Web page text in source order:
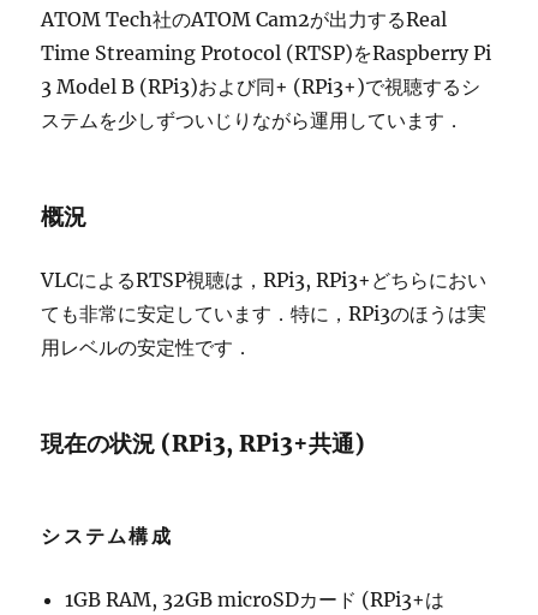
ATOM Tech社のATOM Cam2が出力するReal
Time Streaming Protocol (RTSP)をRaspberry Pi
3 Model B (RPi3)および同+ (RPi3+)で視聴するシ
ステムを少しずついじりながら運用しています．
概況
VLCによるRTSP視聴は，RPi3, RPi3+どちらにおい
ても非常に安定しています．特に，RPi3のほうは実
用レベルの安定性です．
現在の状況 (RPi3, RPi3+共通)
システム構成
1GB RAM, 32GB microSDカード (RPi3+は